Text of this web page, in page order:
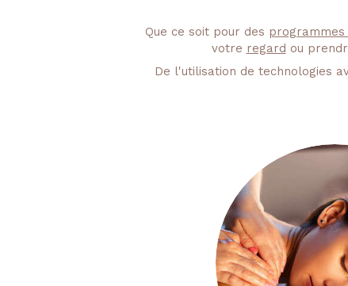
​Que ce soit pour des programmes
votre regard ou
De l'utilisation de technologies